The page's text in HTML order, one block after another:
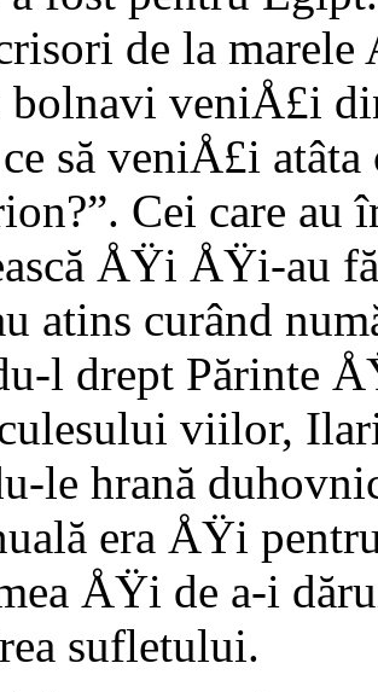
de la marele
bolnavi veniÅ£i
să veniÅ£i
Cei care
ÅŸi ÅŸi-au
atins curând
l drept Părinte
viilor,
le hrană
era ÅŸi
ÅŸi de a-i
sufletului.